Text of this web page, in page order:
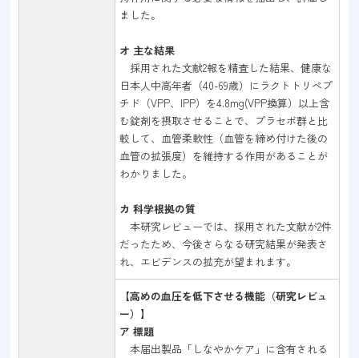
ました。
オ 主な結果
採用された文献2報を精査した結果、健康な
日本人中高年者（40-69歳）にラクトトリペプ
チド（VPP、IPP）を4.8mg(VPP換算）以上含
む錠剤を摂取させることで、プラセボ群と比
較して、血管柔軟性（血管を締め付けた後の
血管の拡張度）を維持する作用があることが
わかりました。
カ 科学根拠の質
本研究レビューでは、採用された文献が2件
だったため、今後さらなる研究結果が発表さ
れ、エビデンスの拡充が望まれます。
【高めの血圧を低下させる機能（研究レビュ
ー）】
ア 標題
本届出製品「しなやかケア」に含有される